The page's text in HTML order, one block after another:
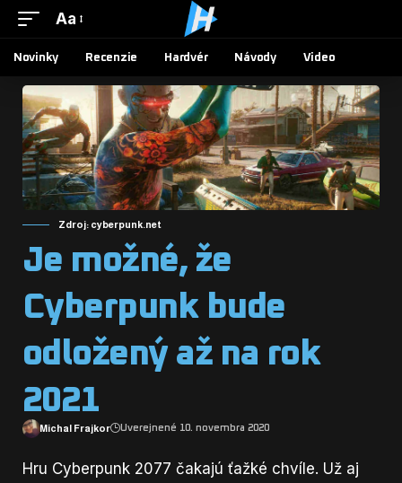
Aa
Novinky Recenzie Hardvér Návody Video
Zdroj: cyberpunk.net
Je možné, že
Cyberpunk bude
odložený až na rok
2021
Michal Frajkor Uverejnené 10. novembra 2020
Hru Cyberpunk 2077 čakajú ťažké chvíle. Už aj